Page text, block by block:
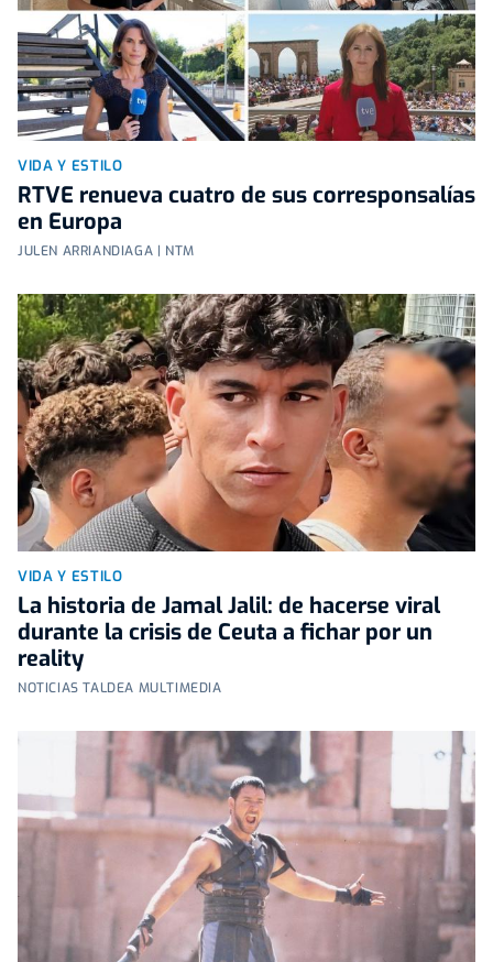
VIDA Y ESTILO
RTVE renueva cuatro de sus corresponsalías
en Europa
JULEN ARRIANDIAGA | NTM
VIDA Y ESTILO
La historia de Jamal Jalil: de hacerse viral
durante la crisis de Ceuta a fichar por un
reality
NOTICIAS TALDEA MULTIMEDIA